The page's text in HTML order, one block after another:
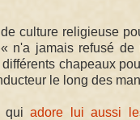
culture religieuse
n'a jamais refusé
chapeaux
le long des
quiadore lui aussi